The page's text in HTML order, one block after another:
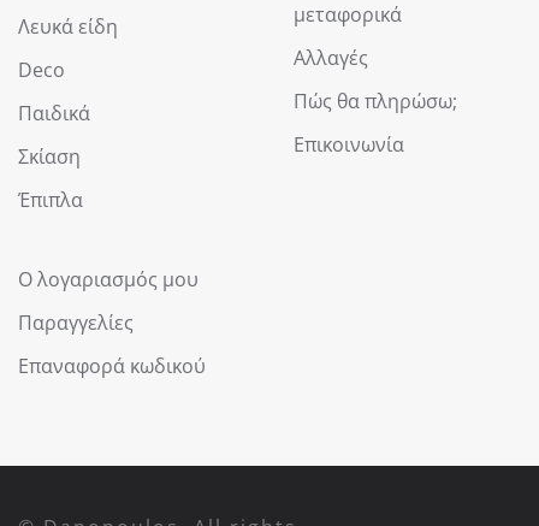
Λευκά είδη
Deco
Παιδικά
Σκίαση
Έπιπλα
μεταφορικά
Αλλαγές
Πώς θα πληρώσω;
Επικοινωνία
Ο λογαριασμός μου
Παραγγελίες
Επαναφορά κωδικού